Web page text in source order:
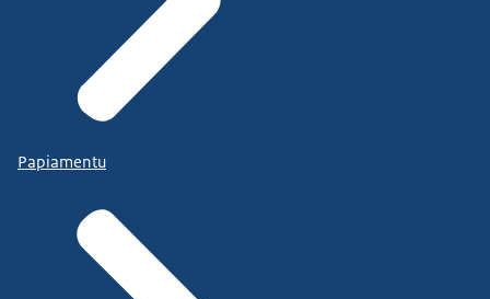
Papiamentu